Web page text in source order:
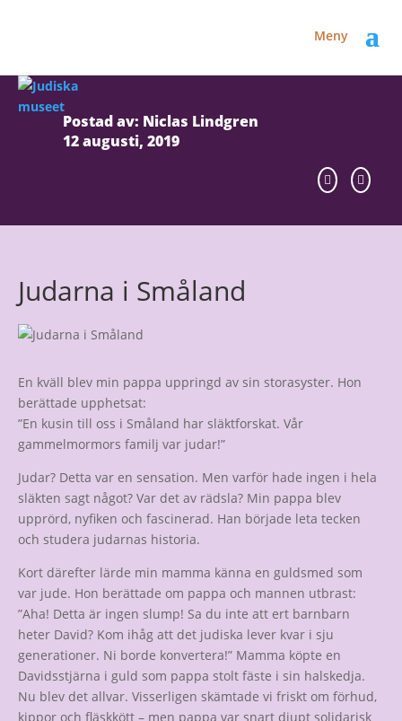
Meny
Postad av: Niclas Lindgren
12 augusti, 2019
Judarna i Småland
En kväll blev min pappa uppringd av sin storasyster. Hon
berättade upphetsat:
”En kusin till oss i Småland har släktforskat. Vår
gammelmormors familj var judar!”
Judar? Detta var en sensation. Men varför hade ingen i hela
släkten sagt något? Var det av rädsla? Min pappa blev
upprörd, nyfiken och fascinerad. Han började leta tecken
och studera judarnas historia.
Kort därefter lärde min mamma känna en guldsmed som
var jude. Hon berättade om pappa och mannen utbrast:
”Aha! Detta är ingen slump! Sa du inte att ert barnbarn
heter David? Kom ihåg att det judiska lever kvar i sju
generationer. Ni borde konvertera!” Mamma köpte en
Davidsstjärna i guld som pappa stolt fäste i sin halskedja.
Nu blev det allvar. Visserligen skämtade vi friskt om förhud,
kippor och fläskkött – men pappa var snart djupt solidarisk